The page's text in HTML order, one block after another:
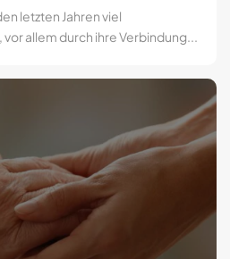
letzten Jahren viel
allem durch ihre Verbindung...